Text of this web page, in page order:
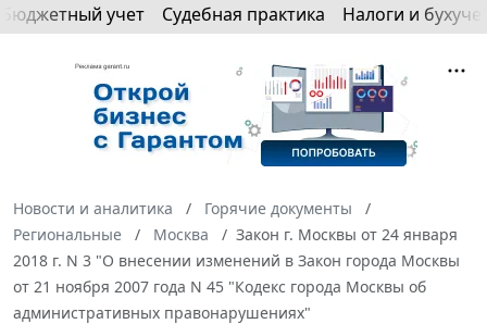
Бюджетный учет Судебная практика Налоги и
Новости и аналитика
Горячие документы
Региональные
Москва
Закон г. Москвы от 24 января
2018 г. N 3 "О внесении изменений в Закон города Москвы
от 21 ноября 2007 года N 45 "Кодекс города Москвы об
административных правонарушениях"